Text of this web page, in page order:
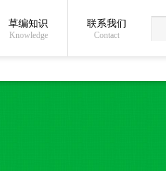
关于我们 草编常识
草编知识
Knowledge
联系我们
Contact